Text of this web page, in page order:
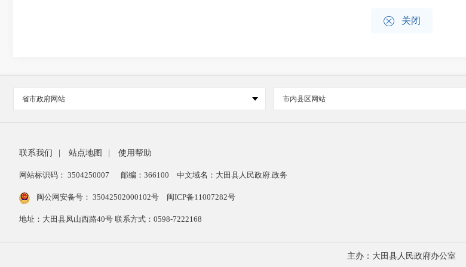
 关闭
省市政府网站 市内县区网站
联系我们 站点地图 使用帮助
网站标识码： 3504250007 邮编：366100 中文域名：大田县人民政府.政务
闽公网安备号： 35042502000102号 闽ICP备11007282号
地址：大田县凤山西路40号 联系方式：0598-7222168
主办：大田县人民政府办公室